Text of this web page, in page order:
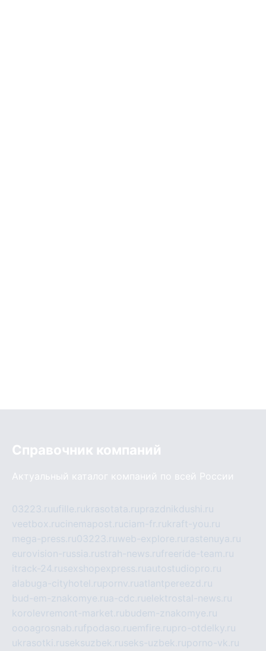
Справочник компаний
Актуальный каталог компаний по всей России
03223.ruufille.rukrasotata.ruprazdnikdushi.ru
veetbox.rucinemapost.ruciam-fr.rukraft-you.ru
mega-press.ru03223.ruweb-explore.ru rastenuya.ru
eurovision-russia.rustrah-news.rufreeride-team.ru
itrack-24.rusexshopexpress.ruautostudiopro.ru
alabuga-cityhotel.rupornv.ruatlantpereezd.ru
bud-em-znakomye.rua-cdc.ruelektrostal-news.ru
korolevremont-market.rubudem-znakomye.ru
oooagrosnab.rufpodaso.ruemfire.rupro-otdelky.ru
ukrasotki.ruseksuzbek.ruseks-uzbek.ruporno-vk.ru